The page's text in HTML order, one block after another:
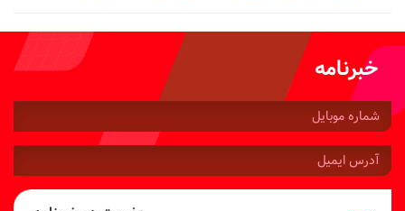
خبرنامه
شماره
موبایل:
آدرس
ایمیل: